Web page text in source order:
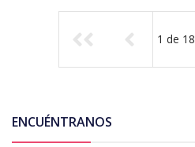
1 de 18
ENCUÉNTRANOS